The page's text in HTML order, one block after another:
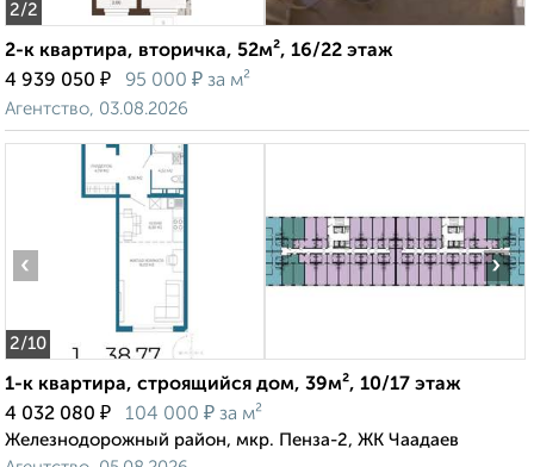
2/2
2-к квартира, вторичка, 52м², 16/22 этаж
4 939 050 ₽ 95 000 ₽ за м²
Агентство, 03.08.2026
2/10
‹ ›
1-к квартира, строящийся дом, 39м², 10/17 этаж
4 032 080 ₽ 104 000 ₽ за м²
Железнодорожный район, мкр. Пенза-2, ЖК Чаадаев